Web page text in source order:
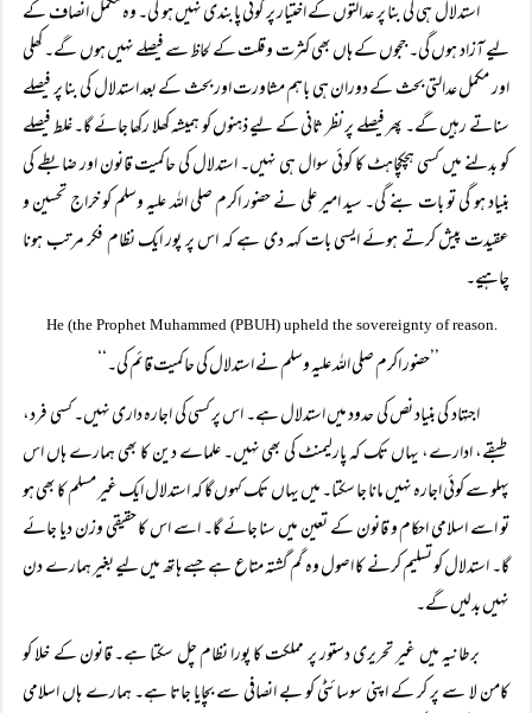
استدلال ہی کی بنا پر عدالتوں کے اختیار پر کوئی پابندی نہیں ہو گی۔ وہ مکمل انصاف کے
لیے آزاد ہوں گی۔ ججوں کے ہاں بھی کثرت و قلت کے لحاظ سے فیصلے نہیں ہوں گے۔ کھلی
اور مکمل عدالتی بحث کے دوران ہی باہم مشاورت اور بحث کے بعد استدلال کی بنا پر فیصلے
سناتے رہیں گے۔ پھر فیصلے پر نظر ثانی کے لیے ذہنوں کو ہمیشہ کھلا رکھا جائے گا۔ غلط فیصلے
کو بدلنے میں کسی ہچکچاہٹ کا کوئی سوال ہی نہیں۔ استدلال کی حاکمیت قانون اور ضابطے کی
بنیاد ہو گی تو بات بنے گی۔ سید امیر علی نے حضور اکرم صلی اللہ علیہ وسلم کو خراج تحسین و
عقیدت پیش کرتے ہوئے ایسی بات کہہ دی ہے کہ اس پر پور ایک نظام فکر مرتب ہونا
چاہیے۔
He (the Prophet Muhammed (PBUH) upheld the sovereignty of reason.
’’حضور اکرم صلی اللہ علیہ وسلم نے استدلال کی حاکمیت قائم کی۔‘‘
اجتہاد کی بنیاد نص کی حدود میں استدلال ہے۔ اس پر کسی کی اجارہ داری نہیں۔ کسی فرد،
طبقے، ادارے، یہاں تک کہ پارلیمنٹ کی بھی نہیں۔ علماے دین کا بھی ہمارے ہاں اس
پہلو سے کوئی اجارہ نہیں مانا جا سکتا۔ میں یہاں تک کہوں گا کہ استدلال ایک غیر مسلم کا بھی ہو
تو اسے اسلامی احکام و قانون کے تعین میں سنا جائے گا۔ اسے اس کا حقیقی وزن دیا جائے
گا۔ استدلال کو تسلیم کرنے کا اصول وہ گم گشتہ متاع ہے جسے ہاتھ میں لیے بغیر ہمارے دن
نہیں بدلیں گے۔
برطانیہ میں غیر تحریری دستور پر مملکت کا پورا نظام چل سکتا ہے۔ قانون کے خلا کو
کامن لا سے پر کر کے اپنی سوسائٹی کو بے انصافی سے بچایا جاتا ہے۔ ہمارے ہاں اسلامی